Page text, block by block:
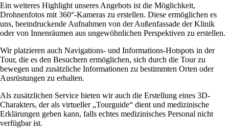
Ein weiteres Highlight unseres Angebots ist die Möglichkeit,
Drohnenfotos mit 360°-Kameras zu erstellen. Diese ermöglichen es
uns, beeindruckende Aufnahmen von der Außenfassade der Klinik
oder von Innenräumen aus ungewöhnlichen Perspektiven zu erstellen.
Wir platzieren auch Navigations- und Informations-Hotspots in der
Tour, die es den Besuchern ermöglichen, sich durch die Tour zu
bewegen und zusätzliche Informationen zu bestimmten Orten oder
Ausrüstungen zu erhalten.
Als zusätzlichen Service bieten wir auch die Erstellung eines 3D-
Charakters, der als virtueller „Tourguide“ dient und medizinische
Erklärungen geben kann, falls echtes medizinisches Personal nicht
verfügbar ist.